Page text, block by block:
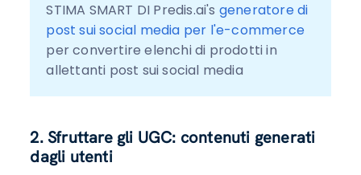
STIMA SMART DI Predis.ai's generatore di
post sui social media per l'e-commerce
per convertire elenchi di prodotti in
allettanti post sui social media
2. Sfruttare gli UGC: contenuti generati
dagli utenti